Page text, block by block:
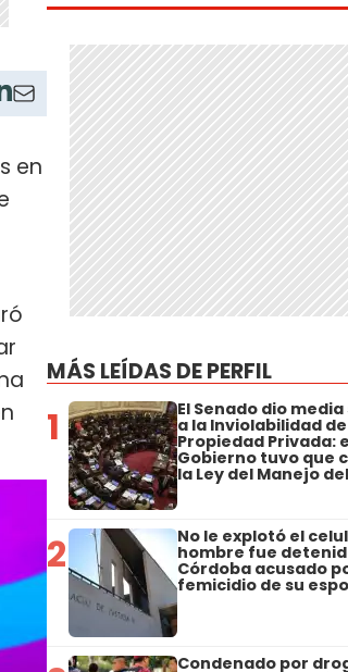
en
MÁS LEÍDAS DE PERFIL
1 El Senado dio
a la Inviolabilidad
Propiedad Privada:
Gobierno tuvo que
la Ley del Manejo
2 No le explotó el
hombre fue
Córdoba acusado
femicidio de su
Condenado por